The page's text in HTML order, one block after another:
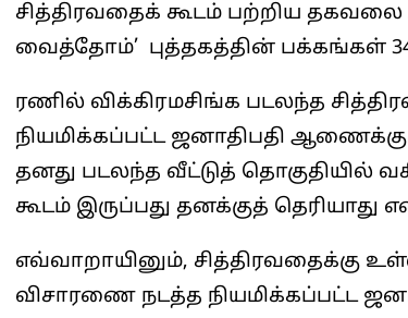
சித்திரவதைக் கூடம் பற்றிய தகவலை
வைத்தோம்’ புத்தகத்தின் பக்கங்கள் 34-
ரணில் விக்கிரமசிங்க படலந்த
நியமிக்கப்பட்ட ஜனாதிபதி
தனது படலந்த வீட்டுத் தொகுதியில்
கூடம் இருப்பது தனக்குத் தெரியாது
எவ்வாறாயினும், சித்திரவதைக்கு
விசாரணை நடத்த நியமிக்கப்பட்ட